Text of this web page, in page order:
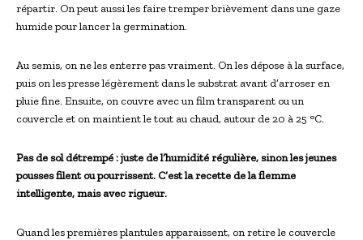
répartir. On peut aussi les faire tremper brièvement dans une gaze
humide pour lancer la germination.
Au semis, on ne les enterre pas vraiment. On les dépose à la surface,
puis on les presse légèrement dans le substrat avant d’arroser en
pluie fine. Ensuite, on couvre avec un film transparent ou un
couvercle et on maintient le tout au chaud, autour de 20 à 25 °C.
Pas de sol détrempé : juste de l’humidité régulière, sinon les jeunes
pousses filent ou pourrissent. C’est la recette de la flemme
intelligente, mais avec rigueur.
Quand les premières plantules apparaissent, on retire le couvercle